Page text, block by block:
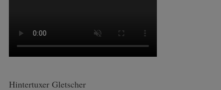
Hintertuxer Gletscher